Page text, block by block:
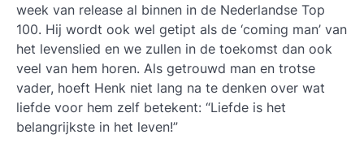
week van release al binnen in de Nederlandse Top
100. Hij wordt ook wel getipt als de ‘coming man’ van
het levenslied en we zullen in de toekomst dan ook
veel van hem horen. Als getrouwd man en trotse
vader, hoeft Henk niet lang na te denken over wat
liefde voor hem zelf betekent: “Liefde is het
belangrijkste in het leven!”